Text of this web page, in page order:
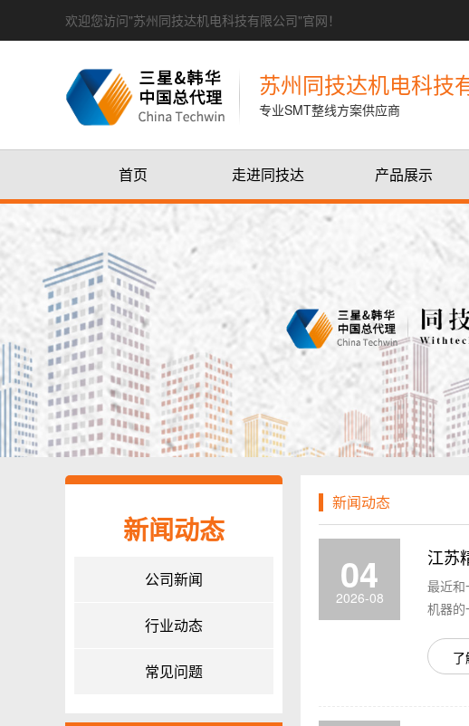
欢迎您访问"苏州同技达机电科技有限公司"官网！
苏州同技达机电科技
专业SMT整线方案供应商
首页 走进同技达 产品展示
新闻动态
公司新闻
行业动态
常见问题
新闻动态
04
2026-08
江苏
最近
机器